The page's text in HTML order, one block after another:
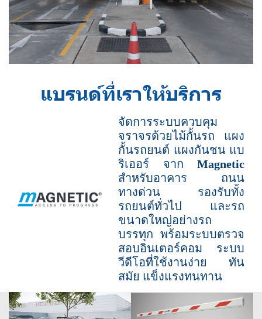
แบรนด์ที่เราให้บริการ
จัดการระบบควบคุม
จราจรด้วยไม้กั้นรถ แผง
กั้นรถยนต์ แผงกันชน แบ
ริเออร์ จาก Magnetic
สำหรับอาคาร ถนน
ทางด่วน รองรับทั้ง
รถยนต์ทั่วไป และรถ
ขนาดใหญ่อย่างรถ
บรรทุก พร้อมระบบตรวจ
สอบอินเตอร์คอม ระบบ
วีดีโอที่ใช้งานง่าย ทัน
สมัย แข็งแรงทนทาน